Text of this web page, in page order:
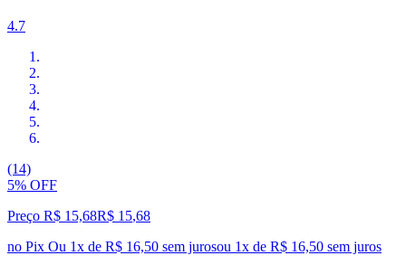
4.7
(14)
5% OFF
Preço R$ 15,68R$ 15,68
no Pix Ou 1x de R$ 16,50 sem jurosou 1x de R$ 16,50 sem juros